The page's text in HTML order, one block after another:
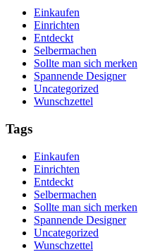
Einkaufen
Einrichten
Entdeckt
Selbermachen
Sollte man sich merken
Spannende Designer
Uncategorized
Wunschzettel
Tags
Einkaufen
Einrichten
Entdeckt
Selbermachen
Sollte man sich merken
Spannende Designer
Uncategorized
Wunschzettel